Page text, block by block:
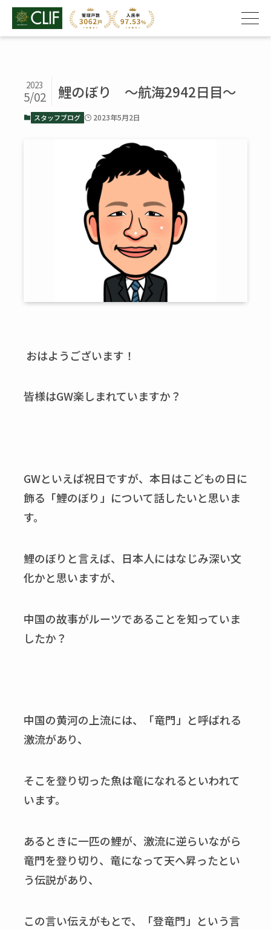
鯉のぼり ～航海2942日目～
2023
5/02
スタッフブログ 2023年5月2日
おはようございます！
皆様はGW楽しまれていますか？
GWといえば祝日ですが、本日はこどもの日に
飾る「鯉のぼり」について話したいと思いま
す。
鯉のぼりと言えば、日本人にはなじみ深い文
化かと思いますが、
中国の故事がルーツであることを知っていま
したか？
中国の黄河の上流には、「竜門」と呼ばれる
激流があり、
そこを登り切った魚は竜になれるといわれて
います。
あるときに一匹の鯉が、激流に逆らいながら
竜門を登り切り、竜になって天へ昇ったとい
う伝説があり、
この言い伝えがもとで、「登竜門」という言